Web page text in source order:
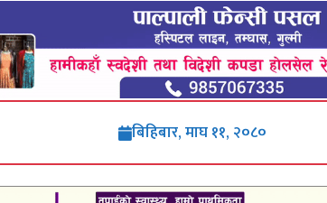
बिहिबार, माघ ११, २०८०